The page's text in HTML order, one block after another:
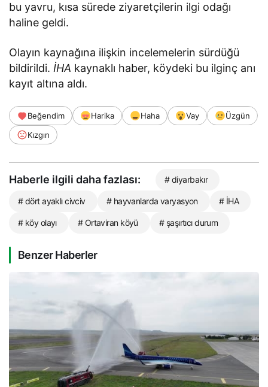
bu yavru, kısa sürede ziyaretçilerin ilgi odağı
haline geldi.
Olayın kaynağına ilişkin incelemelerin sürdüğü
bildirildi. İHA kaynaklı haber, köydeki bu ilginç anı
kayıt altına aldı.
Beğendim Harika Haha Vay
Üzgün
Kızgın
Haberle ilgili daha fazlası: # diyarbakır
# dört ayaklı civciv # hayvanlarda varyasyon # İHA
# köy olayı # Ortaviran köyü # şaşırtıcı durum
Benzer Haberler